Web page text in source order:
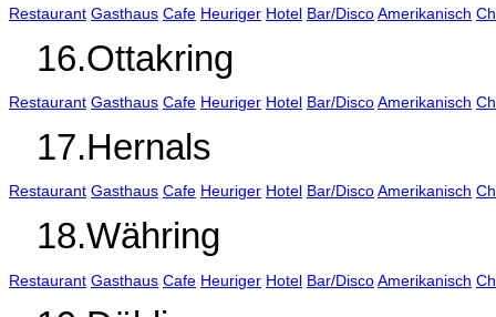
Restaurant Gasthaus Cafe Heuriger Hotel Bar/Disco Amerikanisch
16.Ottakring
Restaurant Gasthaus Cafe Heuriger Hotel Bar/Disco Amerikanisch
17.Hernals
Restaurant Gasthaus Cafe Heuriger Hotel Bar/Disco Amerikanisch
18.Währing
Restaurant Gasthaus Cafe Heuriger Hotel Bar/Disco Amerikanisch